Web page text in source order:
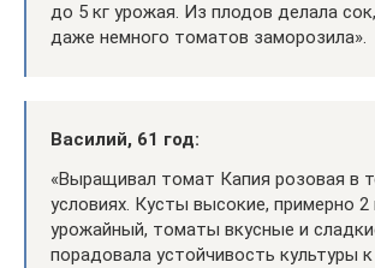
до 5 кг урожая. Из плодов делала
даже немного томатов заморозила».
Василий, 61 год:
«Выращивал томат Капия розовая в
условиях. Кусты высокие, примерно 2
урожайный, томаты вкусные и
порадовала устойчивость культуры